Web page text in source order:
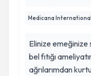
Medicana
Elinize emeğinize
bel fıtığı
ağrılarımdan